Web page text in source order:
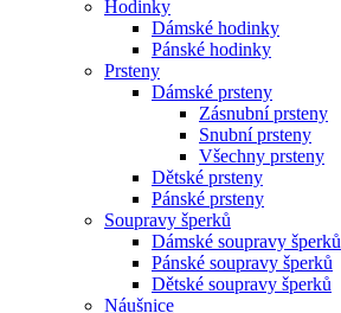
Hodinky
Dámské hodinky
Pánské hodinky
Prsteny
Dámské prsteny
Zásnubní prsteny
Snubní prsteny
Všechny prsteny
Dětské prsteny
Pánské prsteny
Soupravy šperků
Dámské soupravy šperků
Pánské soupravy šperků
Dětské soupravy šperků
Náušnice